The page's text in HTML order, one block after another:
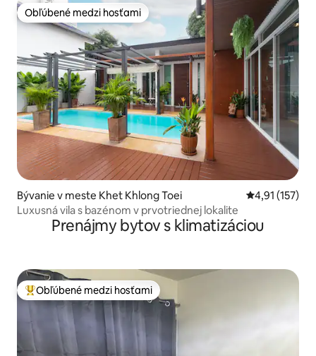
Obľúbené medzi hosťami
Obľúbené medzi hosťami
Bývanie v meste Khet Khlong Toei Priemerné
4,91 (157)
Luxusná vila s bazénom v prvotriednej lokalite
Prenájmy bytov s klimatizáciou
Najobľúbenejšie medzi hosťami
Obľúbené medzi hosťami